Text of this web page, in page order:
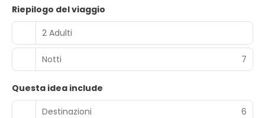
Riepilogo del viaggio
2 Adulti
Notti 7
Questa idea include
Destinazioni
6